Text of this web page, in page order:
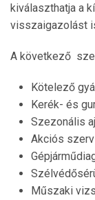
kiválaszthatja a
visszaigazolást
A következő
Kötelező
Kerék- és
Szezonális
Akciós
Műszaki